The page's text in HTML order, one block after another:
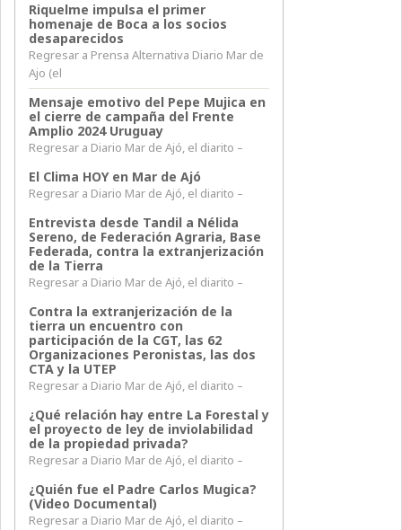
Riquelme impulsa el primer
homenaje de Boca a los socios
desaparecidos
Regresar a Prensa Alternativa Diario Mar de
Ajo (el
Mensaje emotivo del Pepe Mujica en
el cierre de campaña del Frente
Amplio 2024 Uruguay
Regresar a Diario Mar de Ajó, el diarito –
El Clima HOY en Mar de Ajó
Regresar a Diario Mar de Ajó, el diarito –
Entrevista desde Tandil a Nélida
Sereno, de Federación Agraria, Base
Federada, contra la extranjerización
de la Tierra
Regresar a Diario Mar de Ajó, el diarito –
Contra la extranjerización de la
tierra un encuentro con
participación de la CGT, las 62
Organizaciones Peronistas, las dos
CTA y la UTEP
Regresar a Diario Mar de Ajó, el diarito –
¿Qué relación hay entre La Forestal y
el proyecto de ley de inviolabilidad
de la propiedad privada?
Regresar a Diario Mar de Ajó, el diarito –
¿Quién fue el Padre Carlos Mugica?
(Video Documental)
Regresar a Diario Mar de Ajó, el diarito –